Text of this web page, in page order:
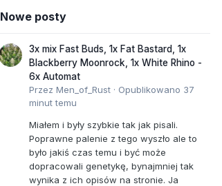
Nowe posty
3x mix Fast Buds, 1x Fat Bastard, 1x
Blackberry Moonrock, 1x White Rhino -
6x Automat
Przez Men_of_Rust · Opublikowano 37
minut temu
Miałem i były szybkie tak jak pisali.
Poprawne palenie z tego wyszło ale to
było jakiś czas temu i być może
dopracowali genetykę, bynajmniej tak
wynika z ich opisów na stronie. Ja